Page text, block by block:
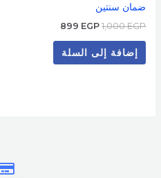
ضمان سنتين
1,000EGP
899 EGP
إضافة إلى السلة